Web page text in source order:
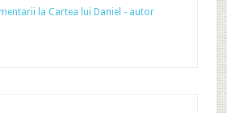
la Cartea lui Daniel - autor